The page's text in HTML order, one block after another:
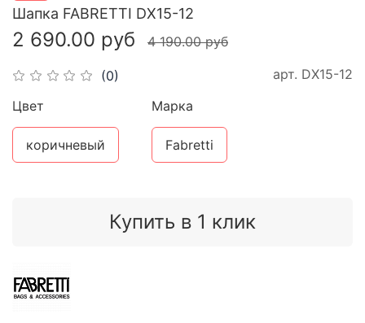
(0) арт. DX15-12
Шапка FABRETTI DX15-12
2 690.00 руб 4 190.00 руб
Купить в 1 клик
Цвет
коричневый
Марка
Fabretti